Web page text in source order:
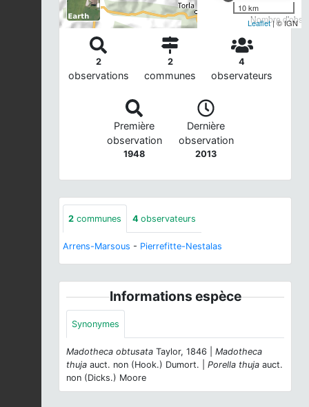
Nombre
10 km
Leaflet| © IGN
2
observations
2
communes
4
observateurs
Première
observation
1948
Dernière
observation
2013
2 communes 4 observateurs
Arrens-Marsous - Pierrefitte-Nestalas
Informations espèce
Synonymes
Madotheca obtusata Taylor, 1846 | Madotheca
thuja auct. non (Hook.) Dumort. | Porella thuja auct.
non (Dicks.) Moore